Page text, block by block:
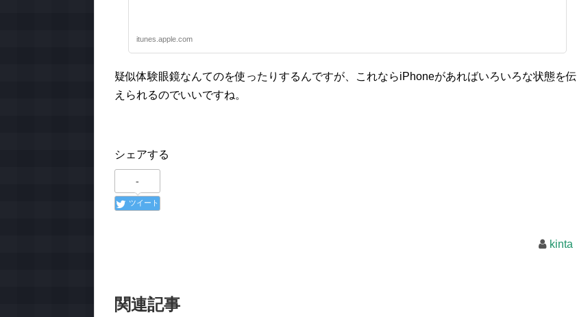
itunes.apple.com
疑似体験眼鏡なんてのを使ったりするんですが、これならiPhoneがあればいろいろな状態を伝
えられるのでいいですね。
シェアする
-
ツイート
kinta
関連記事